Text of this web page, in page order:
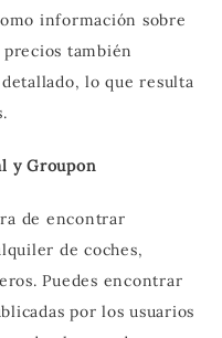
información sobre
precios también
lo que resulta
y Groupon
de encontrar
de coches,
Puedes encontrar
por los usuarios